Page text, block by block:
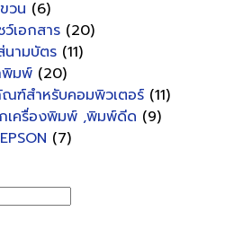
วน (6)
ว์เอกสาร (20)
นามบัตร (11)
พิมพ์ (20)
ฑ์สำหรับคอมพิวเตอร์ (11)
เครื่องพิมพ์ ,พิมพ์ดีด (9)
EPSON (7)